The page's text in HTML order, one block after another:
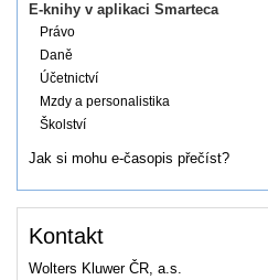
E-knihy v aplikaci Smarteca
Právo
Daně
Účetnictví
Mzdy a personalistika
Školství
Jak si mohu e-časopis přečíst?
Kontakt
Wolters Kluwer ČR, a.s.